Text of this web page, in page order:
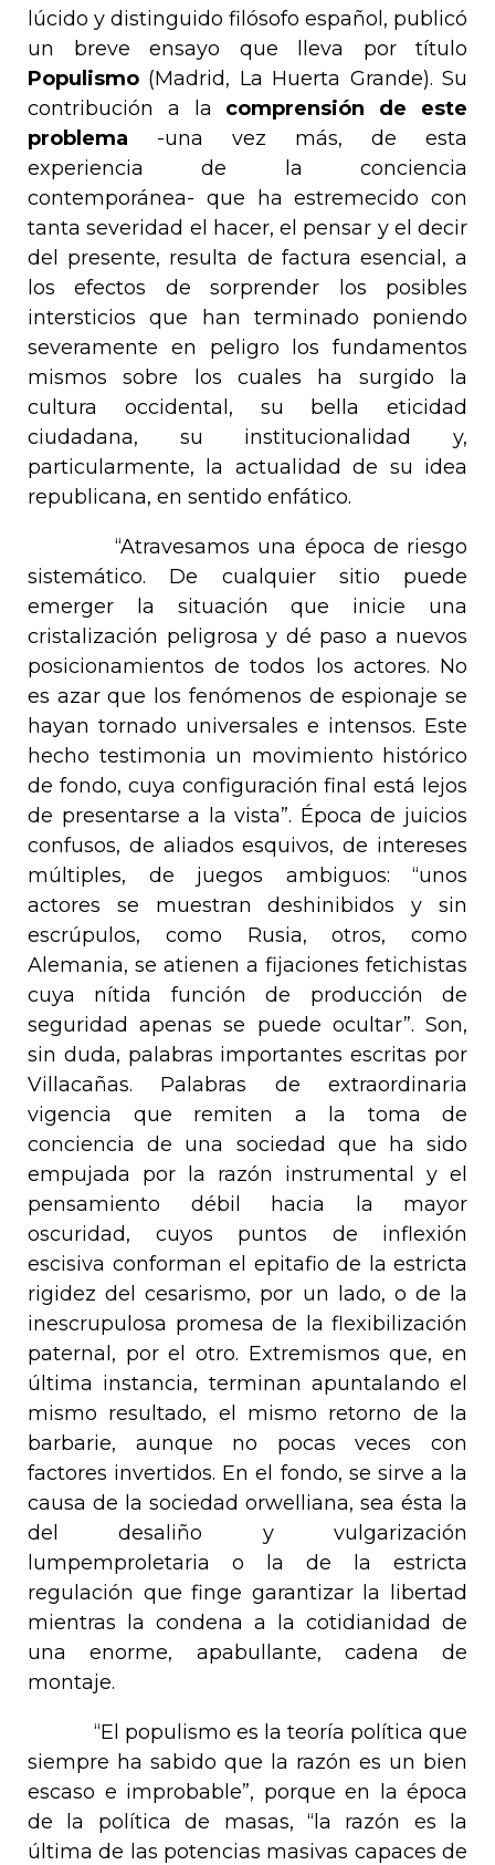
lúcido y distinguido filósofo español, publicó
un breve ensayo que lleva por título
Populismo (Madrid, La Huerta Grande). Su
contribución a la comprensión de este
problema -una vez más, de esta
experiencia de la conciencia
contemporánea- que ha estremecido con
tanta severidad el hacer, el pensar y el decir
del presente, resulta de factura esencial, a
los efectos de sorprender los posibles
intersticios que han terminado poniendo
severamente en peligro los fundamentos
mismos sobre los cuales ha surgido la
cultura occidental, su bella eticidad
ciudadana, su institucionalidad y,
particularmente, la actualidad de su idea
republicana, en sentido enfático.
“Atravesamos una época de riesgo
sistemático. De cualquier sitio puede
emerger la situación que inicie una
cristalización peligrosa y dé paso a nuevos
posicionamientos de todos los actores. No
es azar que los fenómenos de espionaje se
hayan tornado universales e intensos. Este
hecho testimonia un movimiento histórico
de fondo, cuya configuración final está lejos
de presentarse a la vista”. Época de juicios
confusos, de aliados esquivos, de intereses
múltiples, de juegos ambiguos: “unos
actores se muestran deshinibidos y sin
escrúpulos, como Rusia, otros, como
Alemania, se atienen a fijaciones fetichistas
cuya nítida función de producción de
seguridad apenas se puede ocultar”. Son,
sin duda, palabras importantes escritas por
Villacañas. Palabras de extraordinaria
vigencia que remiten a la toma de
conciencia de una sociedad que ha sido
empujada por la razón instrumental y el
pensamiento débil hacia la mayor
oscuridad, cuyos puntos de inflexión
escisiva conforman el epitafio de la estricta
rigidez del cesarismo, por un lado, o de la
inescrupulosa promesa de la flexibilización
paternal, por el otro. Extremismos que, en
última instancia, terminan apuntalando el
mismo resultado, el mismo retorno de la
barbarie, aunque no pocas veces con
factores invertidos. En el fondo, se sirve a la
causa de la sociedad orwelliana, sea ésta la
del desaliño y vulgarización
lumpemproletaria o la de la estricta
regulación que finge garantizar la libertad
mientras la condena a la cotidianidad de
una enorme, apabullante, cadena de
montaje.
“El populismo es la teoría política que
siempre ha sabido que la razón es un bien
escaso e improbable”, porque en la época
de la política de masas, “la razón es la
última de las potencias masivas capaces de